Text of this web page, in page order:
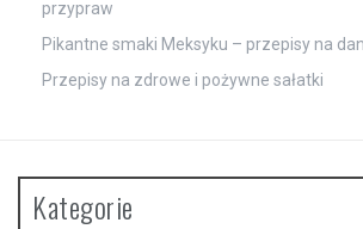
przypraw
Pikantne smaki Meksyku – przepisy na
Przepisy na zdrowe i pożywne sałatki
Kategorie